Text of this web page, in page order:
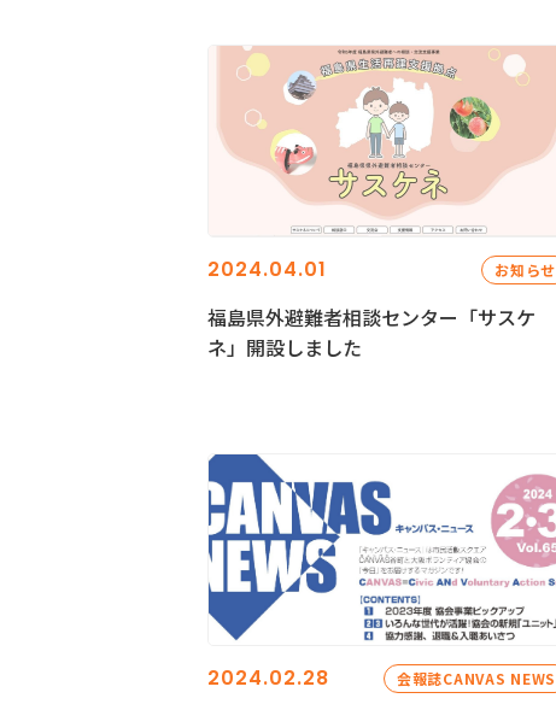
2024.04.01 お知らせ
福島県外避難者相談センター「サスケ
ネ」開設しました
2024.02.28 会報誌CANVAS NEWS